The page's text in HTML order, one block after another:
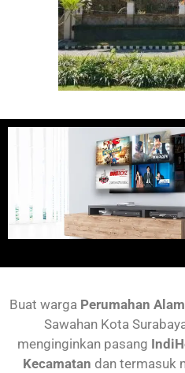
Buat warga Perumahan
Sawahan Kota
menginginkan pasang
Kecamatan dan termasuk